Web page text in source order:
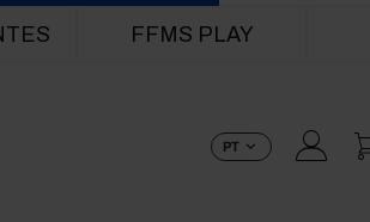
FFMS PLAY
PT